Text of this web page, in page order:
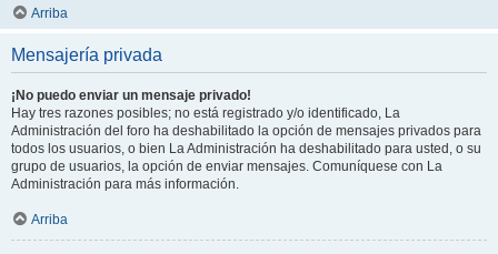
Arriba
Mensajería privada
¡No puedo enviar un mensaje privado!
Hay tres razones posibles; no está registrado y/o identificado, La
Administración del foro ha deshabilitado la opción de mensajes privados para
todos los usuarios, o bien La Administración ha deshabilitado para usted, o su
grupo de usuarios, la opción de enviar mensajes. Comuníquese con La
Administración para más información.
Arriba